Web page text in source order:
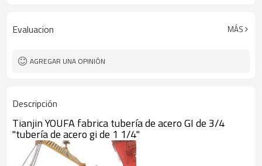
Evaluacion MÁS
AGREGAR UNA OPINIÓN
Descripción
Tianjin YOUFA fabrica tubería de acero GI de 3/4
"tubería de acero gi de 1 1/4"